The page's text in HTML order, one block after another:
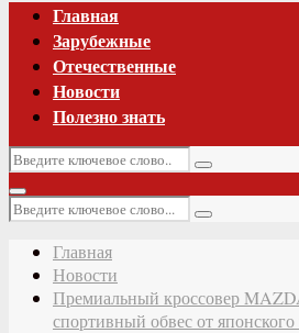
Главная
Зарубежные
Отечественные
Новости
Полезно знать
Искать:
Поиск
Основное
меню
Искать:
Поиск
Главная
Новости
Премиальный кроссовер
спортивный обвес от